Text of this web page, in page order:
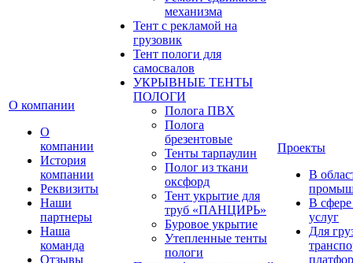
О компании
О
компании
История
компании
Реквизиты
Наши
партнеры
Наша
команда
Отзывы
механизма
Тент с рекламой на
грузовик
Тент пологи для
самосвалов
УКРЫВНЫЕ ТЕНТЫ
ПОЛОГИ
Полога ПВХ
Полога
брезентовые
Тенты тарпаулин
Полог из ткани
оксфорд
Тент укрытие для
труб «ПАНЦИРЬ»
Буровое укрытие
Утепленные тенты
пологи
Проекты
В
В сфере
услуг
Для